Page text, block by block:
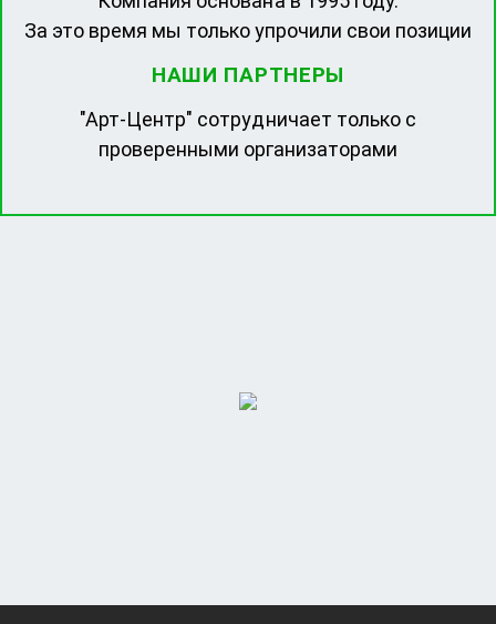
За это время мы только упрочили свои позиции
НАШИ ПАРТНЕРЫ
"Арт-Центр" сотрудничает только с
проверенными организаторами